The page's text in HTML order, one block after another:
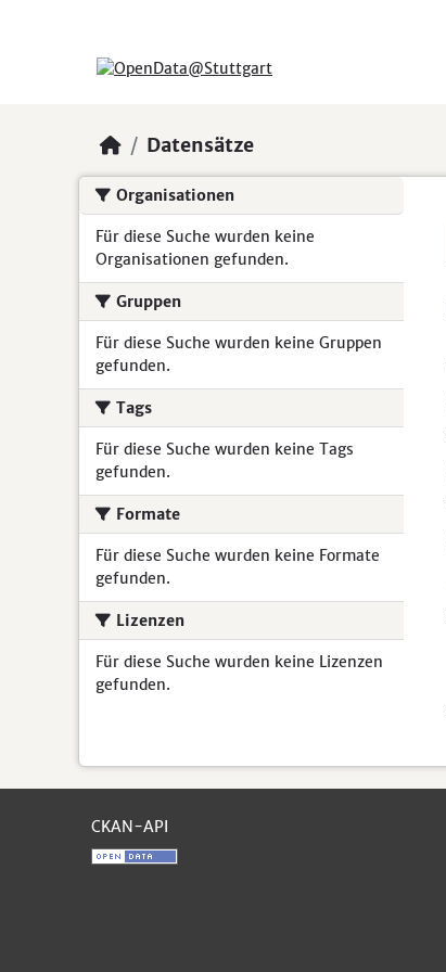
Datensätze
Organisationen
Für diese Suche wurden keine
Organisationen gefunden.
Gruppen
Für diese Suche wurden keine Gruppen
gefunden.
Tags
Für diese Suche wurden keine Tags
gefunden.
Formate
Für diese Suche wurden keine Formate
gefunden.
Lizenzen
Für diese Suche wurden keine Lizenzen
gefunden.
CKAN-API